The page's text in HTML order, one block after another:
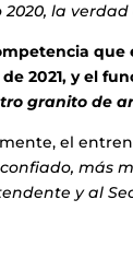
2020, la
que
2021, y el
granito de
el
más
y al